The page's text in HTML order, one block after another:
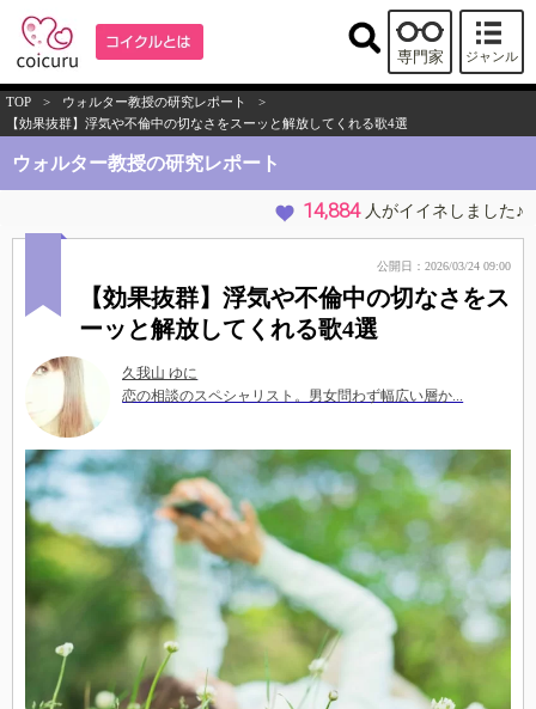
ジャンル
専門家
TOP > ウォルター教授の研究レポート
>
【効果抜群】浮気や不倫中の切なさをスーッと解放してくれる歌4選
ウォルター教授の研究レポート
14,884 人がイイネしました♪
公開日：2026/03/24 09:00
【効果抜群】浮気や不倫中の切なさをス
ーッと解放してくれる歌4選
久我山 ゆに
恋の相談のスペシャリスト。男女問わず幅広い層か...